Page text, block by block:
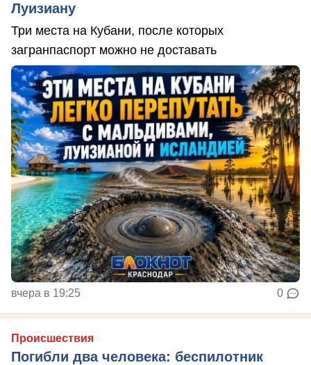
Луизиану
Три места на Кубани, после которых
загранпаспорт можно не доставать
вчера в 19:25 0
Происшествия
Погибли два человека: беспилотник